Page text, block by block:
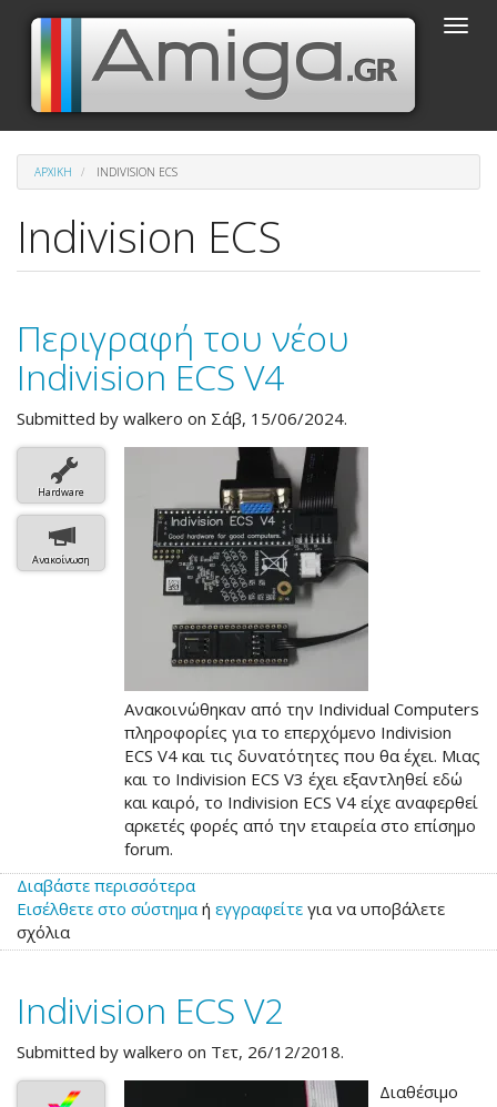
Παράκαμψη
κυρίως
περιεχόμενο
Toggle
ΑΡΧΙΚΉ INDIVISION ECS
Indivision ECS
Περιγραφή του νέου
Indivision ECS V4
Submitted by walkero on Σάβ, 15/06/2024.
Hardware
Ανακοίνωση
Ανακοινώθηκαν από την Individual Computers
πληροφορίες για το επερχόμενο Indivision
ECS V4 και τις δυνατότητες που θα έχει. Μιας
και το Indivision ECS V3 έχει εξαντληθεί εδώ
και καιρό, το Indivision ECS V4 είχε αναφερθεί
αρκετές φορές από την εταιρεία στο επίσημο
forum.
Διαβάστε περισσότερα
το
του
Indivision
ECS
V4
Εισέλθετε στο σύστημα ή εγγραφείτε για να υποβάλετε
σχόλια
Indivision ECS V2
Submitted by walkero on Τετ, 26/12/2018.
Διαθέσιμο